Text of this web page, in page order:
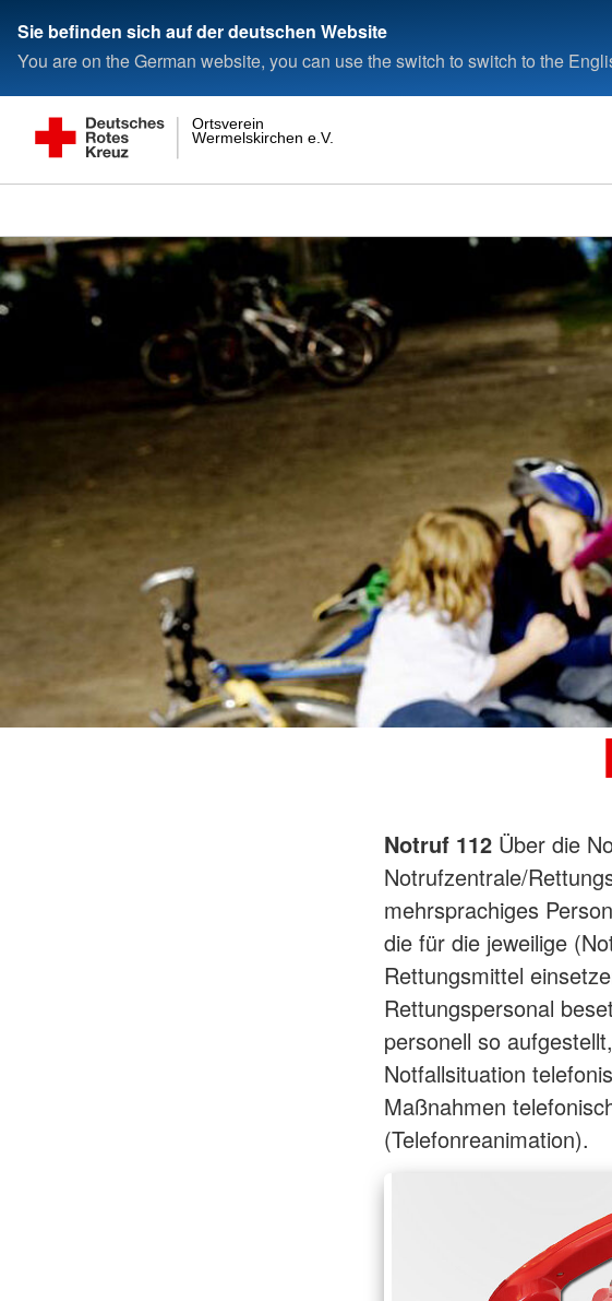
Sie befinden sich auf der deutschen Website
You are on the German website, you can use the switch to switch to the
Wermelskirchen e.V.
Ortsverein
Notruf 112 Über die
Notrufzentrale/
mehrsprachiges
die für die jeweilige
Rettungsmittel
Rettungspersonal
personell so
Notfallsituation
Maßnahmen
(Telefonreanimation).